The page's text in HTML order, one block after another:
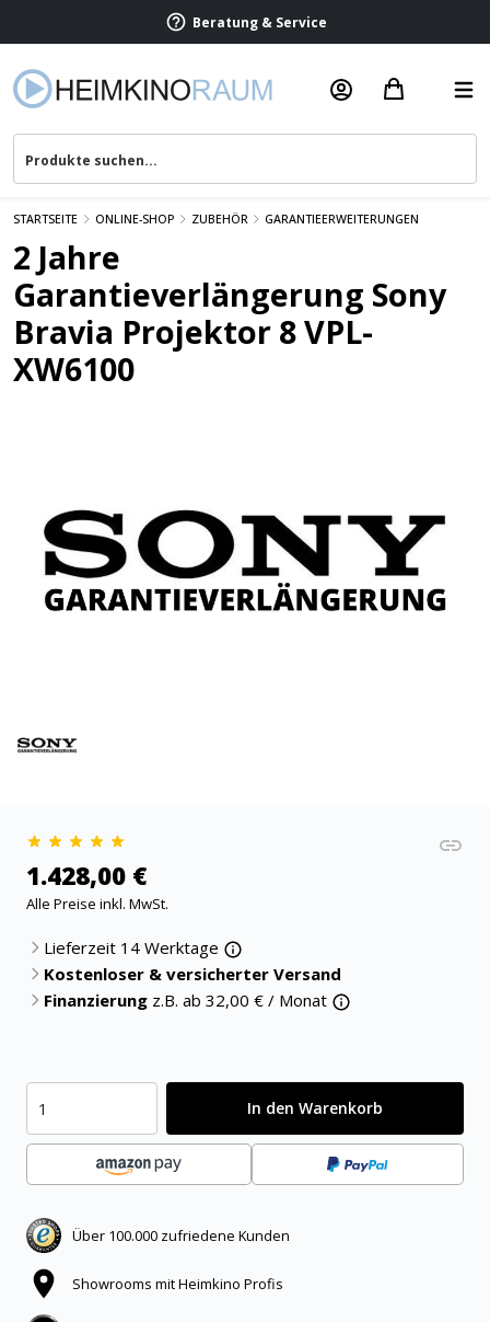
Beratung & Service
STARTSEITE ONLINE-SHOP ZUBEHÖR GARANTIEERWEITERUNGEN
2 Jahre
Garantieverlängerung Sony
Bravia Projektor 8 VPL-
XW6100
1.428,00 €
Alle Preise inkl. MwSt.
Lieferzeit 14 Werktage
Kostenloser & versicherter Versand
Finanzierung z.B. ab 32,00 € / Monat
In den Warenkorb
Über 100.000 zufriedene Kunden
Showrooms mit Heimkino Profis